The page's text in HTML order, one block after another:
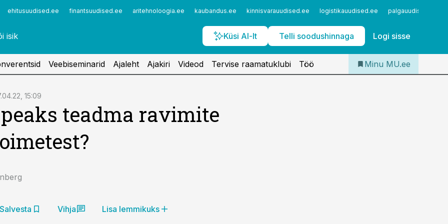
ehitusuudised.ee finantsuudised.ee aritehnoloogia.ee kaubandus.ee kinnisvarauudised.ee logistikauudised.ee palgauudised.ee
Küsi AI-lt Telli soodushinnaga Logi sisse
Iseteenindus
Telli Meditsiiniuudised
Veebiseminarid Ajaleht Ajakiri Videod Tervise raamatuklubi Töö Minu MU.ee
15:09
teadma ravimite
Salvesta Vihja Lisa lemmikuks